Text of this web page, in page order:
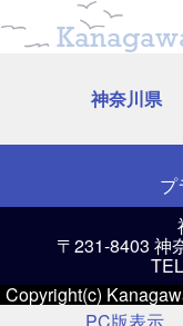
神奈川県
プ
〒231-8403 神
Copyright(c)
PC版表示